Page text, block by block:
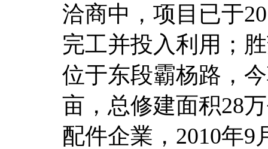
洽商中，项目已于
完工并投入利用；
位于东段霸杨路，
亩，总修建面积28
配件企業，2010年9